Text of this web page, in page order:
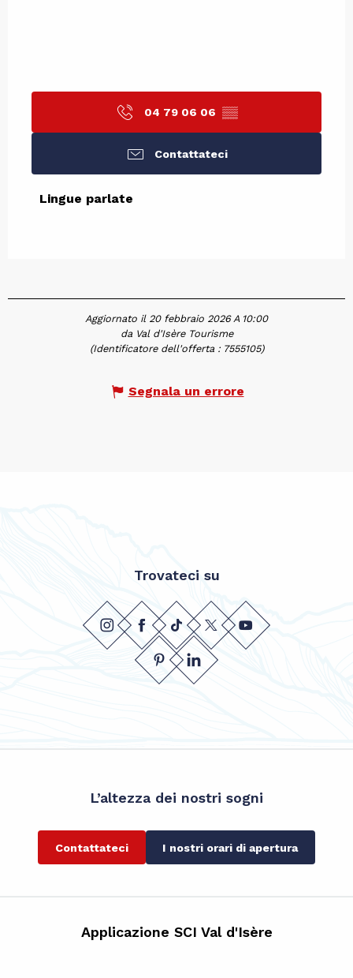
04 79 06 06 ▒▒
Contattateci
Lingue parlate
Lingue parlate
Aggiornato il 20 febbraio 2026 A 10:00
da Val d'Isère Tourisme
(Identificatore dell'offerta : 7555105)
Segnala un errore
Trovateci su
L’altezza dei nostri sogni
Contattateci I nostri orari di apertura
Applicazione SCI Val d'Isère